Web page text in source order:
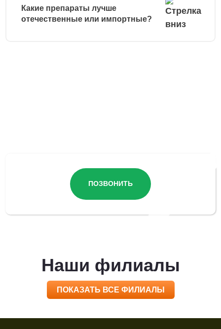
Какие препараты лучше
отечественные или импортные?
ПОЗВОНИТЬ
Наши филиалы
ПОКАЗАТЬ ВСЕ ФИЛИАЛЫ